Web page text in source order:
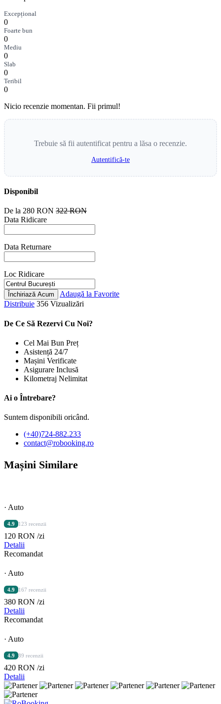
Excepțional
0
Foarte bun
0
Mediu
0
Slab
0
Teribil
0
Nicio recenzie momentan. Fii primul!
Trebuie să fii autentificat pentru a lăsa o recenzie.
Autentifică-te
Disponibil
De la 280 RON 322 RON
Data Ridicare
Data Returnare
Loc Ridicare
Închiriază Acum
Adaugă la Favorite
Distribuie 356 Vizualizări
De Ce Să Rezervi Cu Noi?
Cel Mai Bun Preț
Asistență 24/7
Mașini Verificate
Asigurare Inclusă
Kilometraj Nelimitat
Ai o Întrebare?
Suntem disponibili oricând.
(+40)724-882.233
contact@robooking.ro
Mașini Similare
· Auto
4.9 123 recenzii
120 RON /zi
Detalii
Recomandat
· Auto
4.9 167 recenzii
380 RON /zi
Detalii
Recomandat
· Auto
4.9 89 recenzii
420 RON /zi
Detalii